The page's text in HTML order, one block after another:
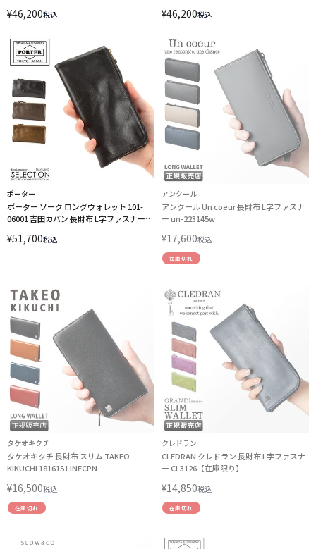
¥46,200税込 ¥46,200税込
ポーター
ポーター ソーク ロングウォレット 101-
06001 吉田カバン 長財布 L字ファスナー
¥51,700税込
アンクール
アンクール Un coeur 長財布 L字ファスナ
ー un-223145w
¥17,600税込
在庫切れ
タケオキクチ
タケオキクチ 長財布 スリム TAKEO
KIKUCHI 181615 LINECPN
¥16,500税込
在庫切れ
クレドラン
CLEDRAN クレドラン 長財布 L字ファスナ
ー CL3126【在庫限り】
¥14,850税込
在庫切れ